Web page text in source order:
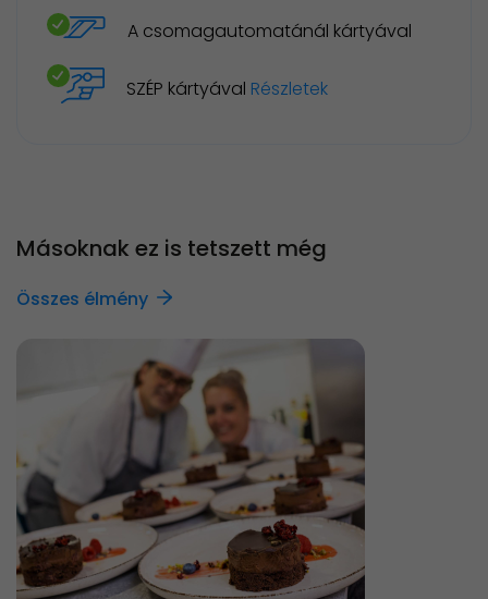
A csomagautomatánál kártyával
SZÉP kártyával Részletek
Másoknak ez is tetszett még
Összes élmény